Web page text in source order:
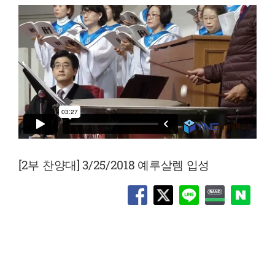
[2부 찬양대] 3/25/2018 예루살렘 입성